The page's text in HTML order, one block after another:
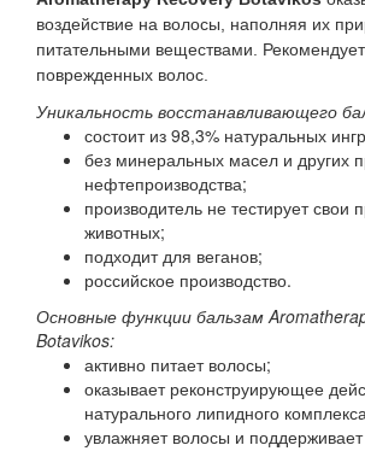
воздействие на волосы, наполняя их
питательными веществами.
поврежденных волос.
Уникальность восстанавливающего
состоит из 98,3% натуральных
без минеральных масел и других
нефтепроизводства;
производитель не тестирует свои
животных;
подходит для веганов;
российское производство.
Основные функции бальзам
Botavikos:
активно питает волосы;
оказывает реконструирующее
натурального липидного
увлажняет волосы и